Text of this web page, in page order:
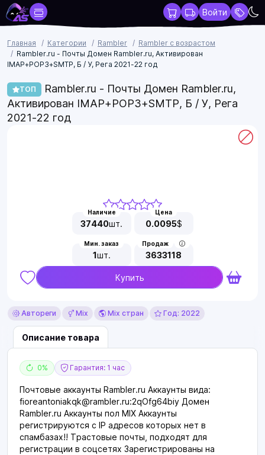
Войти
Главная Категории Rambler
Rambler с возрастом
Rambler.ru - Почты Домен Rambler.ru, Активирован
IMAP+POP3+SMTP, Б / У, Рега 2021-22 год
ТОП
Rambler.ru - Почты Домен Rambler.ru,
Активирован IMAP+POP3+SMTP, Б / У, Рега
2021-22 год
Наличие
37440шт.
Цена
0.0095$
Мин. заказ
1шт.
Продаж
3633118
Купить
Автореги Mix Mix стран Год: 2022
Описание товара
0% Гарантия: 1 час
Почтовые аккаунты Rambler.ru Аккаунты вида:
fioreantoniakqk@rambler.ru:2qOfg64biy Домен
Rambler.ru Аккаунты пол MIX Аккаунты
регистрируются с IP адресов которых нет в
спамбазах!! Трастовые почты, подходят для
регистрации в соцсетях Зарегистрированы на